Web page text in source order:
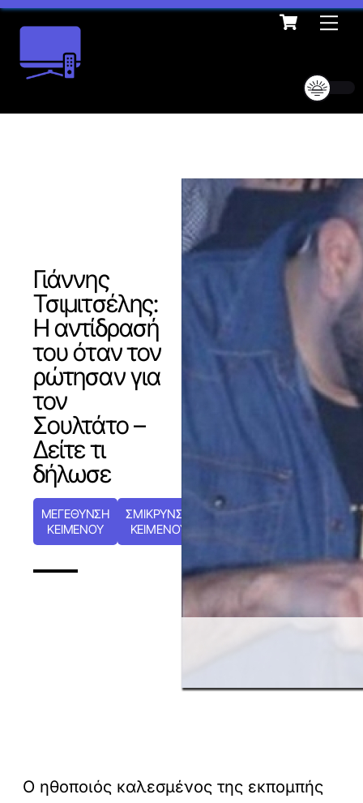
Skip
content
Cart
Γιάννης
Τσιμιτσέλης:
Η αντίδρασή
του όταν τον
ρώτησαν για
τον
Σουλτάτο –
Δείτε τι
δήλωσε
ΜΕΓΕΘΥΝΣΗ
ΚΕΙΜΕΝΟΥ
ΣΜΙΚΡΥΝΣΗ
ΚΕΙΜΕΝΟΥ
Ο ηθοποιός καλεσμένος της εκπομπής